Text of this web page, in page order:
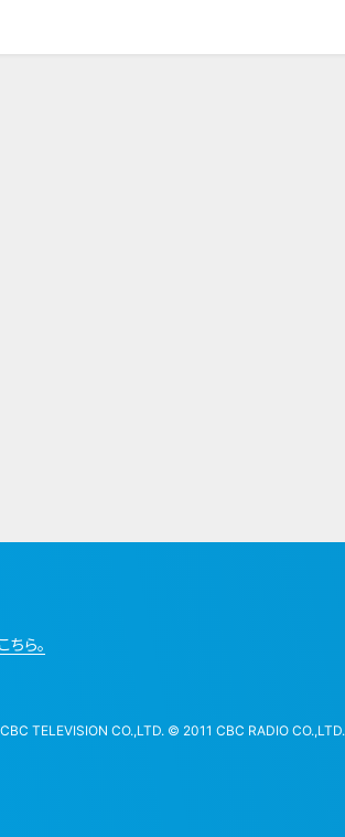
ら。
TELEVISION CO.,LTD. © 2011 CBC RADIO CO.,LTD.